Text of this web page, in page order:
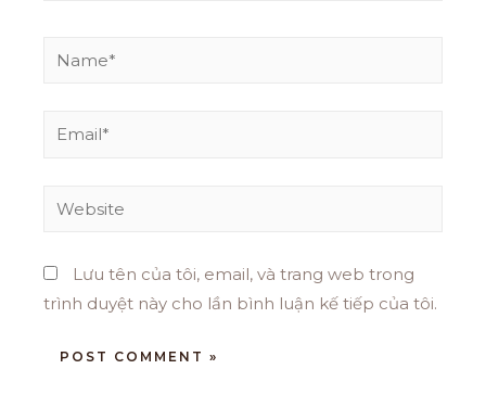
Lưu tên của tôi, email, và trang web trong
trình duyệt này cho lần bình luận kế tiếp của tôi.